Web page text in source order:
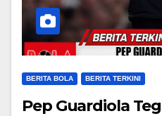
BERITA BOLA BERITA TERKINI
Pep Guardiola